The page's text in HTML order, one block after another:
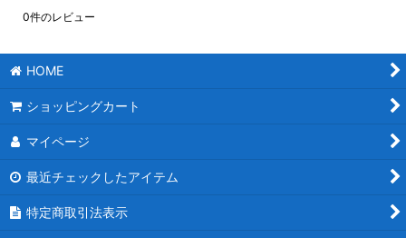
0件のレビュー
HOME
ショッピングカート
マイページ
最近チェックしたアイテム
特定商取引法表示